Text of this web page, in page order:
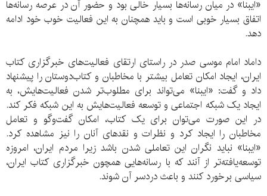
«ایبنا» در میان رسانه‌ها بسیار خالی بود و حضور آن در عرصه رسانه‌ها
اتفاق بسیار خوبی است و باید همچنان به این فعالیت خوب خود ادامه
دهد.
داماد امام موسی صدر در راستای ارتقای فعالیت‌های خبرگزاری کتاب
ایران، ایجاد امکان تعامل بیشتر با مخاطبان و کتاب‌دوستان را پیشنهاد
داد و گفت: «ایبنا» می‌تواند برای مطلوب‌تر شدن فعالیت‌هایش، به
ایجاد یک شبکه اجتماعی و توسعه فعالیت‌هایش به این شبکه فکر کند.
در این صورت می‌توان برای یک کتاب، امکان گفت‌وگو و تعامل
مخاطبان را ایجاد کرد و نظرات و نقدهای آنان را نیز مشاهده کرد.
«ایبنا» نباید نگران این تعاملی شدن باشد زیرا مردم ایران، امروزه
توسعه‌یافته‌تر از آنند که با رسانه‌هایی همچون خبرگزاری کتاب ایران،
سیاسی برخورد کنند و باعث دردسر آن شوند.